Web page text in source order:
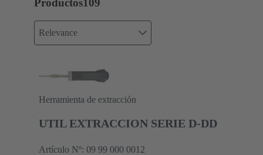
Productos109
Relevance
Herramienta de extracción
UTIL EXTRACCION SERIE D-DD
Artículo Nº: 09 99 000 0012